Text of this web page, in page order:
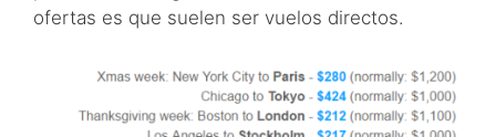
ofertas es que suelen ser vuelos directos.